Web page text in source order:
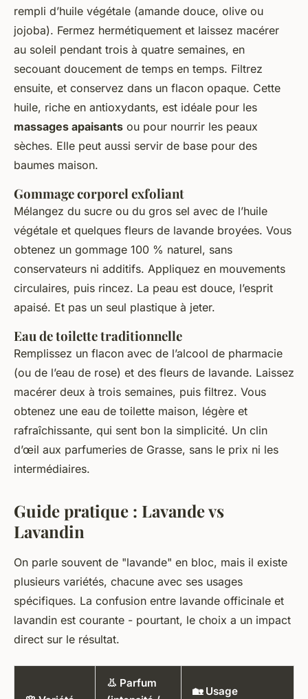
rempli d’huile végétale (amande douce, olive ou
jojoba). Fermez hermétiquement et laissez macérer
au soleil pendant trois à quatre semaines, en
secouant doucement de temps en temps. Filtrez
ensuite, et conservez dans un flacon opaque. Cette
huile, riche en antioxydants, est idéale pour les
massages apaisants ou pour nourrir les peaux
sèches. Elle peut aussi servir de base pour des
baumes maison.
Gommage corporel exfoliant
Mélangez du sucre ou du gros sel avec de l’huile
végétale et quelques fleurs de lavande broyées. Vous
obtenez un gommage 100 % naturel, sans
conservateurs ni additifs. Appliquez en mouvements
circulaires, puis rincez. La peau est douce, l’esprit
apaisé. Et pas un seul plastique à jeter.
Eau de toilette traditionnelle
Remplissez un flacon avec de l’alcool de pharmacie
(ou de l’eau de rose) et des fleurs de lavande. Laissez
macérer deux à trois semaines, puis filtrez. Vous
obtenez une eau de toilette maison, légère et
rafraîchissante, qui sent bon la simplicité. Un clin
d’œil aux parfumeries de Grasse, sans le prix ni les
intermédiaires.
Guide pratique : Lavande vs
Lavandin
On parle souvent de "lavande" en bloc, mais il existe
plusieurs variétés, chacune avec ses usages
spécifiques. La confusion entre lavande officinale et
lavandin est courante - pourtant, le choix a un impact
direct sur le résultat.
👃 Parfum
🏡 Usage